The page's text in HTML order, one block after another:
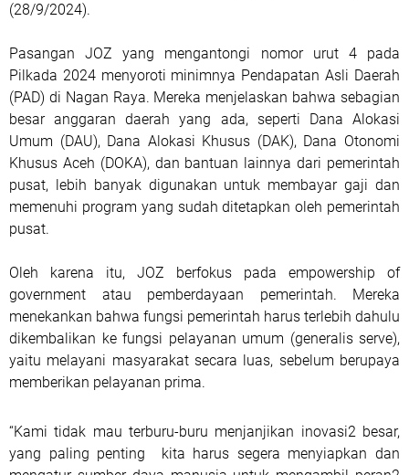
(28/9/2024).
Pasangan JOZ yang mengantongi nomor urut 4 pada
Pilkada 2024 menyoroti minimnya Pendapatan Asli Daerah
(PAD) di Nagan Raya. Mereka menjelaskan bahwa sebagian
besar anggaran daerah yang ada, seperti Dana Alokasi
Umum (DAU), Dana Alokasi Khusus (DAK), Dana Otonomi
Khusus Aceh (DOKA), dan bantuan lainnya dari pemerintah
pusat, lebih banyak digunakan untuk membayar gaji dan
memenuhi program yang sudah ditetapkan oleh pemerintah
pusat.
Oleh karena itu, JOZ berfokus pada empowership of
government atau pemberdayaan pemerintah. Mereka
menekankan bahwa fungsi pemerintah harus terlebih dahulu
dikembalikan ke fungsi pelayanan umum (generalis serve),
yaitu melayani masyarakat secara luas, sebelum berupaya
memberikan pelayanan prima.
“Kami tidak mau terburu-buru menjanjikan inovasi2 besar,
yang paling penting kita harus segera menyiapkan dan